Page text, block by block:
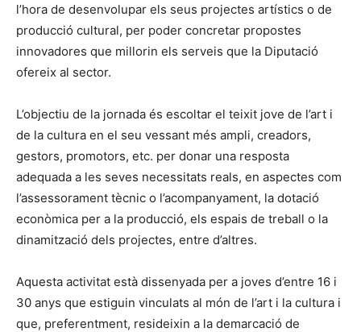
l’hora de desenvolupar els seus projectes artístics o de
producció cultural, per poder concretar propostes
innovadores que millorin els serveis que la Diputació
ofereix al sector.
L’objectiu de la jornada és escoltar el teixit jove de l’art i
de la cultura en el seu vessant més ampli, creadors,
gestors, promotors, etc. per donar una resposta
adequada a les seves necessitats reals, en aspectes com
l’assessorament tècnic o l’acompanyament, la dotació
econòmica per a la producció, els espais de treball o la
dinamització dels projectes, entre d’altres.
Aquesta activitat està dissenyada per a joves d’entre 16 i
30 anys que estiguin vinculats al món de l’art i la cultura i
que, preferentment, resideixin a la demarcació de